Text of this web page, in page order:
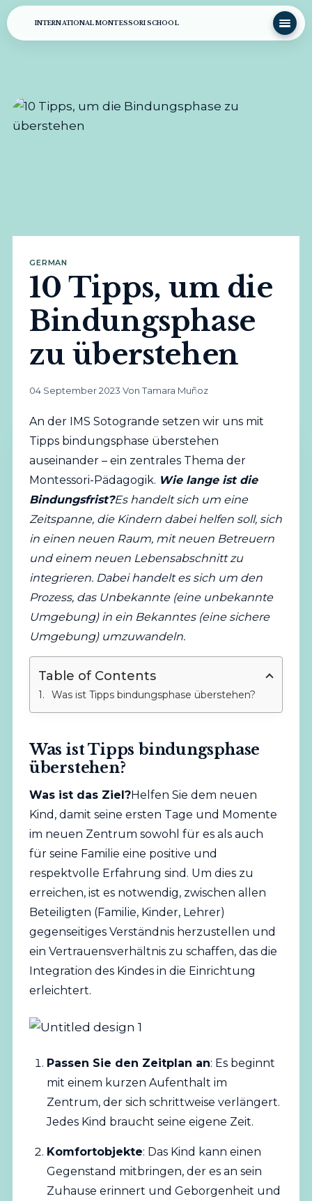
INTERNATIONAL MONTESSORI SCHOOL
GERMAN
10 Tipps, um die
Bindungsphase
zu überstehen
04 September 2023·Von Tamara Muñoz
An der IMS Sotogrande setzen wir uns mit
Tipps bindungsphase überstehen
auseinander – ein zentrales Thema der
Montessori-Pädagogik. Wie lange ist die
Bindungsfrist?Es handelt sich um eine
Zeitspanne, die Kindern dabei helfen soll, sich
in einen neuen Raum, mit neuen Betreuern
und einem neuen Lebensabschnitt zu
integrieren. Dabei handelt es sich um den
Prozess, das Unbekannte (eine unbekannte
Umgebung) in ein Bekanntes (eine sichere
Umgebung) umzuwandeln.
Table of Contents
Was ist Tipps bindungsphase überstehen?
Was ist Tipps bindungsphase
überstehen?
Was ist das Ziel?Helfen Sie dem neuen
Kind, damit seine ersten Tage und Momente
im neuen Zentrum sowohl für es als auch
für seine Familie eine positive und
respektvolle Erfahrung sind. Um dies zu
erreichen, ist es notwendig, zwischen allen
Beteiligten (Familie, Kinder, Lehrer)
gegenseitiges Verständnis herzustellen und
ein Vertrauensverhältnis zu schaffen, das die
Integration des Kindes in die Einrichtung
erleichtert.
Passen Sie den Zeitplan an: Es beginnt
mit einem kurzen Aufenthalt im
Zentrum, der sich schrittweise verlängert.
Jedes Kind braucht seine eigene Zeit.
Komfortobjekte: Das Kind kann einen
Gegenstand mitbringen, der es an sein
Zuhause erinnert und Geborgenheit und